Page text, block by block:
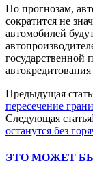
По прогнозам,
сократится не
автомобилей
государственной
автокредитования
Предыдущая
пересечение
Следующая статья
останутся без
ЭТО МОЖЕТ